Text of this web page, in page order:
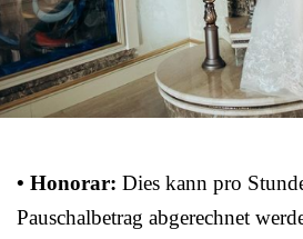
• Honorar: Dies kann pro
Pauschalbetrag abgerechnet